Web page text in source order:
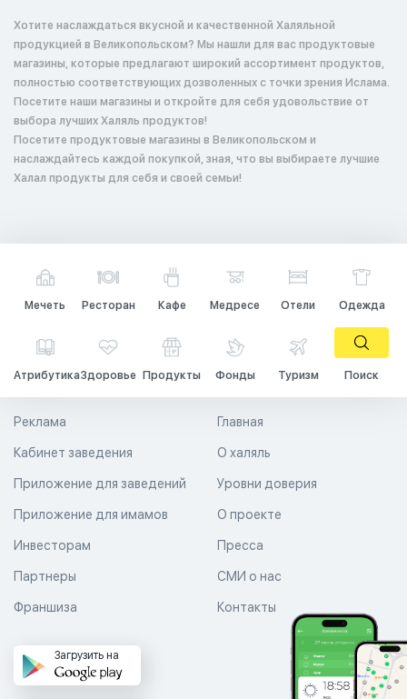
Хотите наслаждаться вкусной и качественной Халяльной
продукцией в Великопольском? Мы нашли для вас продуктовые
магазины, которые предлагают широкий ассортимент продуктов,
полностью соответствующих дозволенных с точки зрения Ислама.
Посетите наши магазины и откройте для себя удовольствие от
выбора лучших Халяль продуктов!
Посетите продуктовые магазины в Великопольском и
наслаждайтесь каждой покупкой, зная, что вы выбираете лучшие
Халал продукты для себя и своей семьи!
Мечеть Ресторан Кафе Медресе Отели Одежда
АтрибутикаЗдоровье Продукты Фонды Туризм Поиск
Главная
О халяль
Уровни доверия
Реклама
Кабинет заведения
Приложение для заведений
Приложение для имамов О проекте
Пресса
СМИ о нас
Контакты
Инвесторам
Партнеры
Франшиза
Загрузить на